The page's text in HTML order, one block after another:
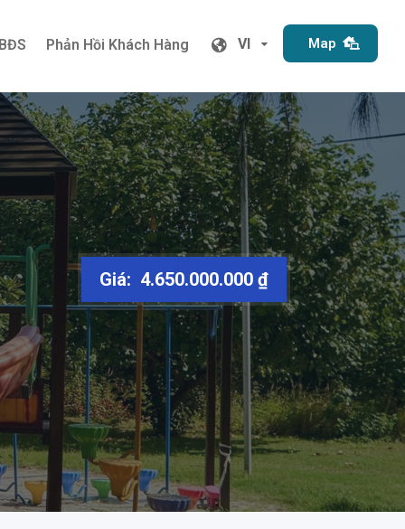
Phản Hồi Khách Hàng Map
VI
Phản Hồi Khách Hàng Map
VI
Giá: 4.650.000.000 ₫